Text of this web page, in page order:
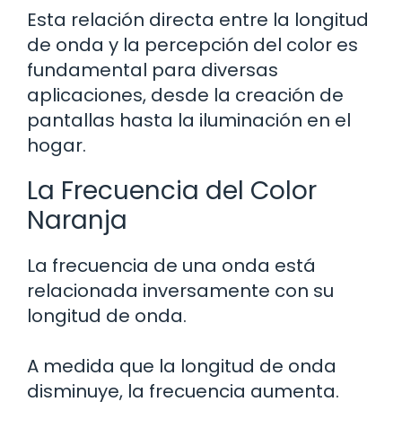
Esta relación directa entre la longitud
de onda y la percepción del color es
fundamental para diversas
aplicaciones, desde la creación de
pantallas hasta la iluminación en el
hogar.
La Frecuencia del Color
Naranja
La frecuencia de una onda está
relacionada inversamente con su
longitud de onda.
A medida que la longitud de onda
disminuye, la frecuencia aumenta.